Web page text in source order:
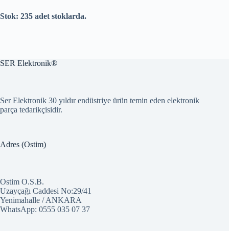
Stok: 235 adet stoklarda.
SER Elektronik®
Ser Elektronik 30 yıldır endüstriye ürün temin eden elektronik
parça tedarikçisidir.
Adres (Ostim)
Ostim O.S.B.
Uzayçağı Caddesi No:29/41
Yenimahalle / ANKARA
WhatsApp: 0555 035 07 37